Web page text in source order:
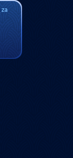
za